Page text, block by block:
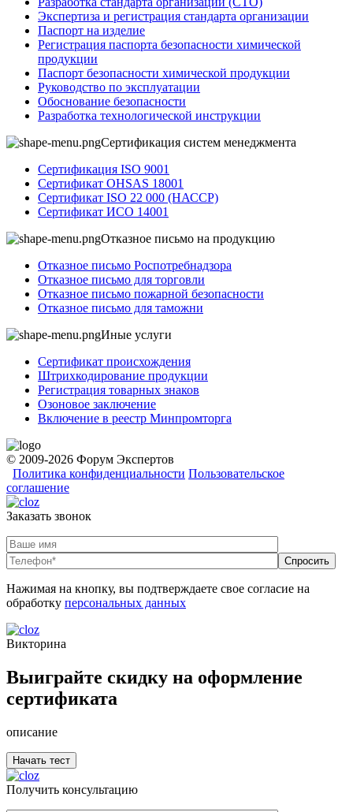
Экспертиза и регистрация стандарта организации
Паспорт на изделие
Регистрация паспорта безопасности химической
продукции
Паспорт безопасности химической продукции
Руководство по эксплуатации
Обоснование безопасности
Разработка технологической инструкции
Сертификация систем менеджмента
Сертификация ISO 9001
Сертификат OHSAS 18001
Сертификат ISO 22 000 (НАССР)
Сертификат ИСО 14001
Отказное письмо на продукцию
Отказное письмо Роспотребнадзора
Отказное письмо для торговли
Отказное письмо пожарной безопасности
Отказное письмо для таможни
Иные услуги
Сертификат происхождения
Штрихкодирование продукции
Регистрация товарных знаков
Озоновое заключение
Включение в реестр Минпромторга
© 2009-2026 Форум Экспертов
Политика конфиденциальности Пользовательское
соглашение
Заказать звонок
Нажимая на кнопку, вы подтверждаете свое согласие на
обработку персональных данных
Викторина
Выиграйте скидку на оформление
сертификата
описание
Получить консультацию